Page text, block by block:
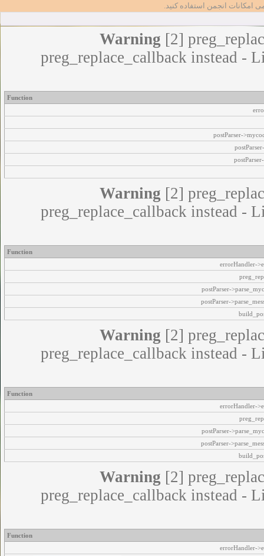
امکانات انجمن استفاده کنید.
Warning [2]
preg_replace_callback instead -
Function
postParser-
Warning [2]
preg_replace_callback instead -
Function
errorHandler-
postParser-
postParser-
Warning [2]
preg_replace_callback instead -
Function
errorHandler-
postParser-
postParser-
Warning [2]
preg_replace_callback instead -
Function
errorHandler-